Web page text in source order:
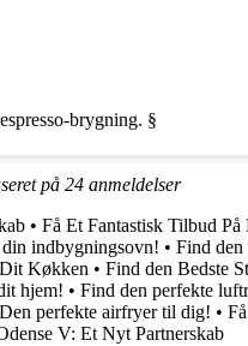
brygning. §
på 24 anmeldelser
• Få Et Fantastisk Tilbud
indbygningsovn! • Find den
Køkken • Find den Bedste
hjem! • Find den perfekte
perfekte airfryer til dig! •
V: Et Nyt Partnerskab